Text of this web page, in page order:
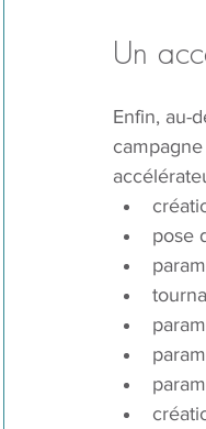
Un
Enfin, au-
pose